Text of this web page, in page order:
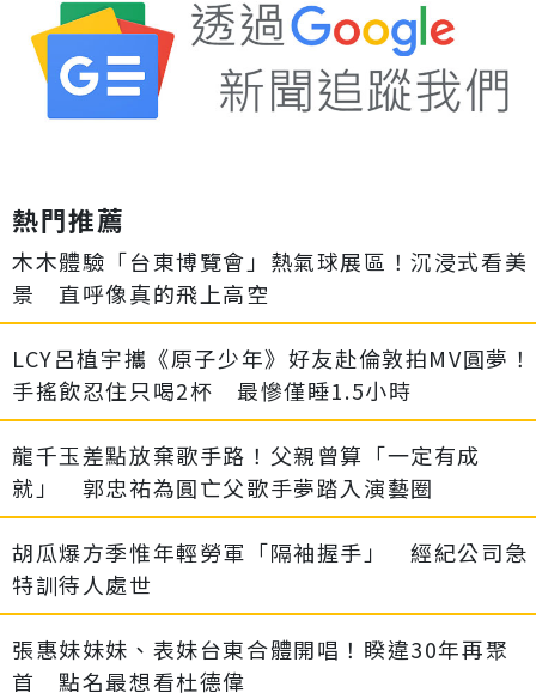
熱門推薦
木木體驗「台東博覽會」熱氣球展區！沉浸式看美
景 直呼像真的飛上高空
LCY呂植宇攜《原子少年》好友赴倫敦拍MV圓夢！
手搖飲忍住只喝2杯 最慘僅睡1.5小時
龍千玉差點放棄歌手路！父親曾算「一定有成
就」 郭忠祐為圓亡父歌手夢踏入演藝圈
胡瓜爆方季惟年輕勞軍「隔袖握手」 經紀公司急
特訓待人處世
張惠妹妹妹、表妹台東合體開唱！睽違30年再聚
首 點名最想看杜德偉